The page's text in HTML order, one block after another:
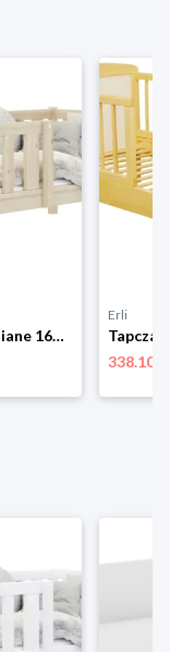
Łóżko drewniane 160x80 + materac BOBO P
Erli
338.10 zł